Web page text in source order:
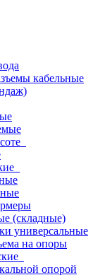
кабельные
(складные)
универсальные
на опоры
опорой